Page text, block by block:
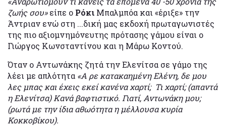
ζωής σου»είπε ο Ρόκι Μπαλμπόα και «έριξε» την
Άντριαν ενώ στη ...δική μας εκδοχή πρωταγωνιστές
της πιο αξιομνημόνευτης πρότασης γάμου είναι ο
Γιώργος Κωνσταντίνου και η Μάρω Κοντού.
Όταν ο Αντωνάκης ζητά την Ελενίτσα σε γάμο της
λέει με απλότητα «Α ρε κατακαημένη Ελένη, δε μου
λες μπας και έχεις εκεί κανένα χαρτί; Τι χαρτί; (απαντά
η Ελενίτσα) Κανά βαφτιστικό. Γιατί, Αντωνάκη μου;
(ρωτά με την ίδια αθωότητα η μέλλουσα κυρία
Κοκκοβίκου).